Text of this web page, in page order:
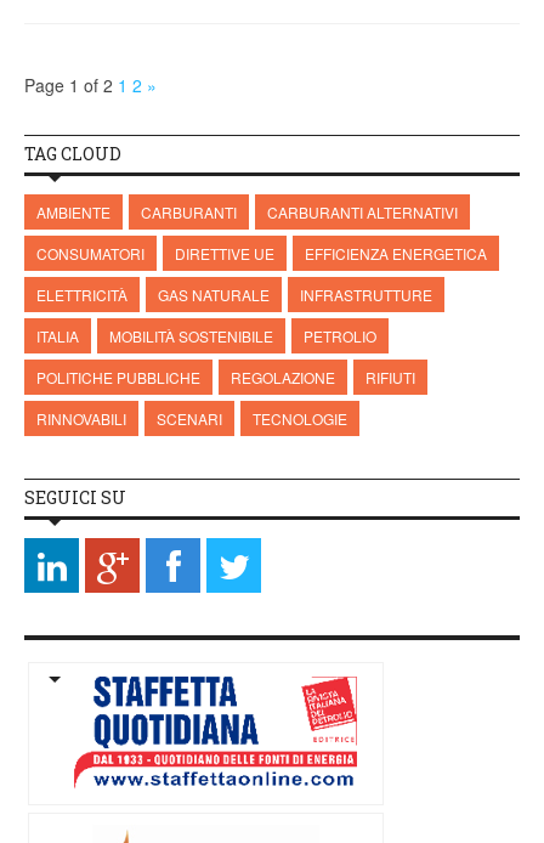
Page 1 of 2 1 2 »
TAG CLOUD
AMBIENTE CARBURANTI
CARBURANTI ALTERNATIVI
CONSUMATORI
DIRETTIVE UE
EFFICIENZA ENERGETICA
ELETTRICITÀ
GAS NATURALE
INFRASTRUTTURE
ITALIA
MOBILITÀ SOSTENIBILE
PETROLIO
POLITICHE PUBBLICHE
REGOLAZIONE
RIFIUTI
RINNOVABILI
SCENARI TECNOLOGIE
SEGUICI SU